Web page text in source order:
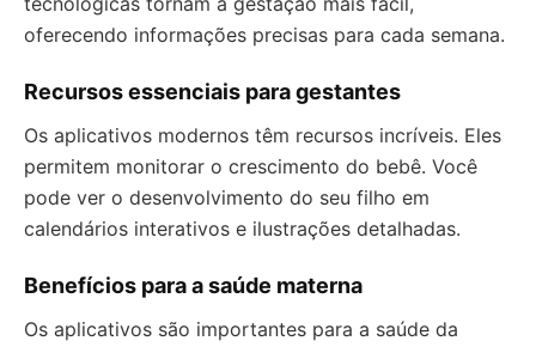
oferecendo informações precisas para cada semana.
Recursos essenciais para gestantes
Os aplicativos modernos têm recursos incríveis. Eles
permitem monitorar o crescimento do bebê. Você
pode ver o desenvolvimento do seu filho em
calendários interativos e ilustrações detalhadas.
Benefícios para a saúde materna
Os aplicativos são importantes para a saúde da